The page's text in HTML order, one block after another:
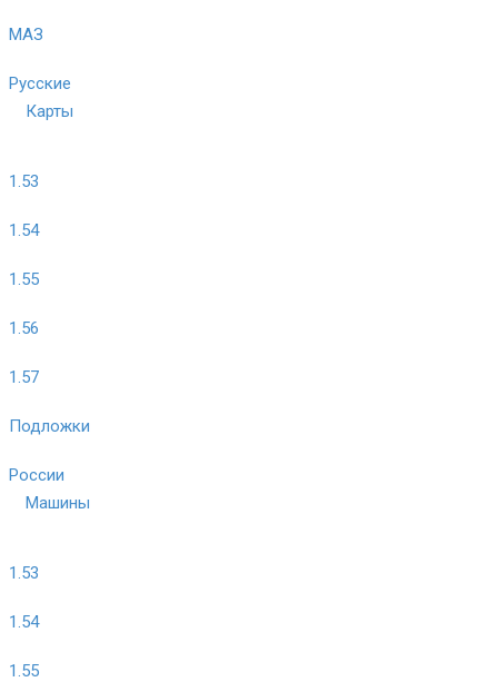
МАЗ
Русские
Карты
1.53
1.54
1.55
1.56
1.57
Подложки
России
Машины
1.53
1.54
1.55